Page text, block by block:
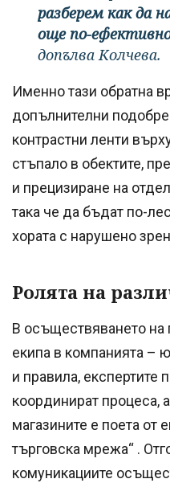
разберем как да
още по-
допълва Колчева.
Именно тази обратна
допълнителни
контрастни ленти
стъпало в обектите,
и прецизиране на
така че да бъдат по-
хората с нарушено
Ролята на
В осъществяването на
екипа в компанията –
и правила, експертите
координират процеса,
магазините е поета от
търговска мрежа“ .
комуникациите